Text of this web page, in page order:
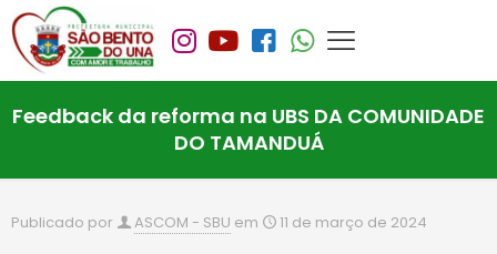
Feedback da reforma na UBS DA COMUNIDADE
DO TAMANDUÁ
Publicado por ASCOM - SBU em 11 de março de 2024